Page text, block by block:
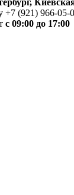
+7 (921) 966-
с 09:00 до 17:00